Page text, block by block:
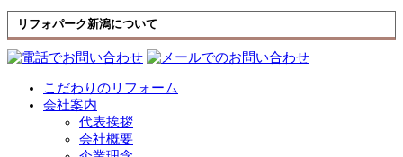
リフォパーク新潟について
こだわりのリフォーム
会社案内
代表挨拶
会社概要